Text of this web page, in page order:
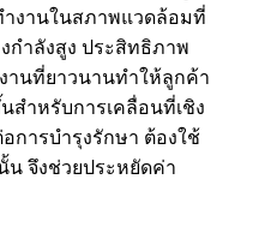
ำงานในสภาพแวดล้อมที่
ำลังสูง ประสิทธิภาพ
านที่ยาวนานทำให้ลูกค้า
ำหรับการเคลื่อนที่เชิง
การบำรุงรักษา ต้องใช้
น จึงช่วยประหยัดค่า